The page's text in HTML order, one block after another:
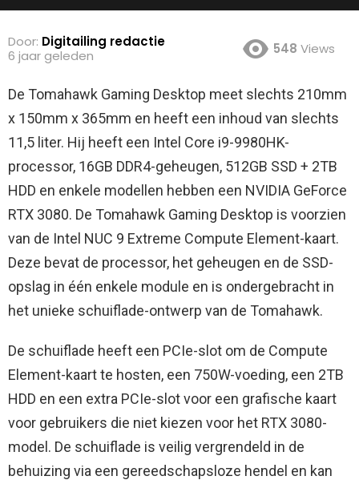
Door: Digitailing redactie
6 jaar geleden
548 Views
De Tomahawk Gaming Desktop meet slechts 210mm
x 150mm x 365mm en heeft een inhoud van slechts
11,5 liter. Hij heeft een Intel Core i9-9980HK-
processor, 16GB DDR4-geheugen, 512GB SSD + 2TB
HDD en enkele modellen hebben een NVIDIA GeForce
RTX 3080. De Tomahawk Gaming Desktop is voorzien
van de Intel NUC 9 Extreme Compute Element-kaart.
Deze bevat de processor, het geheugen en de SSD-
opslag in één enkele module en is ondergebracht in
het unieke schuiflade-ontwerp van de Tomahawk.
De schuiflade heeft een PCIe-slot om de Compute
Element-kaart te hosten, een 750W-voeding, een 2TB
HDD en een extra PCIe-slot voor een grafische kaart
voor gebruikers die niet kiezen voor het RTX 3080-
model. De schuiflade is veilig vergrendeld in de
behuizing via een gereedschapsloze hendel en kan